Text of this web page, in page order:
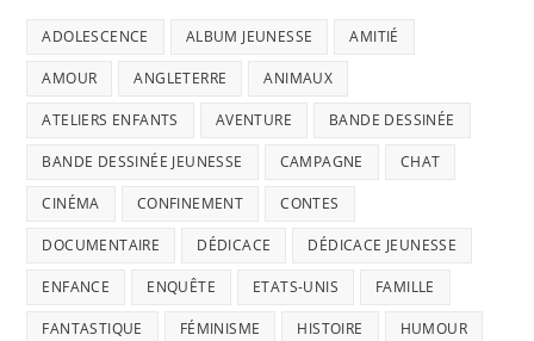
ADOLESCENCE ALBUM JEUNESSE AMITIÉ
AMOUR ANGLETERRE ANIMAUX
ATELIERS ENFANTS AVENTURE BANDE DESSINÉE
BANDE DESSINÉE JEUNESSE CAMPAGNE CHAT
CINÉMA CONFINEMENT CONTES
DOCUMENTAIRE DÉDICACE DÉDICACE JEUNESSE
ENFANCE ENQUÊTE ETATS-UNIS FAMILLE
FANTASTIQUE FÉMINISME HISTOIRE HUMOUR